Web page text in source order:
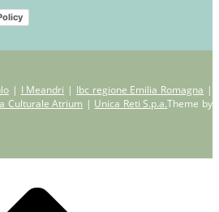
| I Meandri | Ibc regione Emilia Romagna |
Culturale Atrium | Unica Reti S.p.a.Theme by